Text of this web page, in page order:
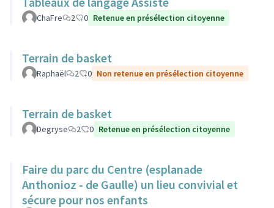
ChaFre 2 0 Retenue en présélection citoyenne
Terrain de basket
Raphaël 2 0 Non retenue en présélection citoyenne
Terrain de basket
Degryse 2 0 Retenue en présélection citoyenne
Faire du parc du Centre (esplanade
Anthonioz - de Gaulle) un lieu convivial et
sécure pour nos enfants